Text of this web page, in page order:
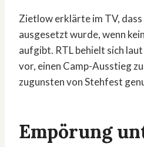
Zietlow erklärte im TV,
ausgesetzt wurde, wenn
aufgibt. RTL behielt sich laut
vor, einen Camp-Ausstieg
zugunsten von Stehfest
Empörung